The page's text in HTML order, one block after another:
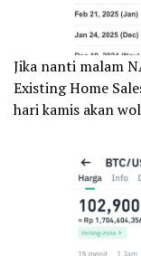
Jika nanti malam
Existing Home
hari kamis akan